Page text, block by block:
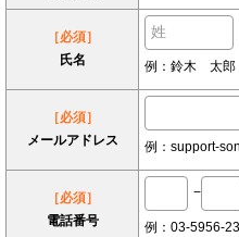
［必須］
氏名
例：鈴木 太郎
［必須］
メールアドレス
例：support-
［必須］
電話番号
−
例：03-5956-